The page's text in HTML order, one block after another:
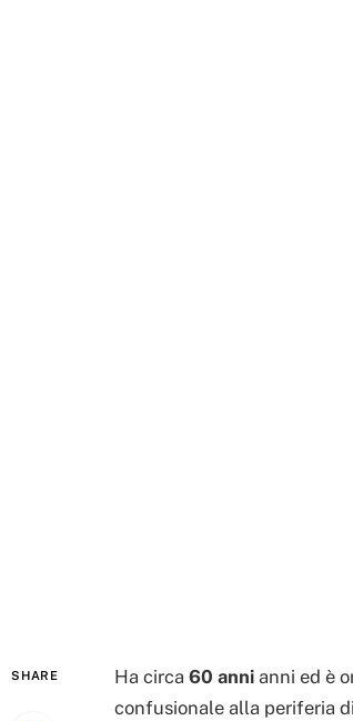
SHARE Ha circa 60 anni anni ed è
confusionale alla periferia